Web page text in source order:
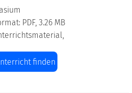
PDF, 3.26 MB
finden